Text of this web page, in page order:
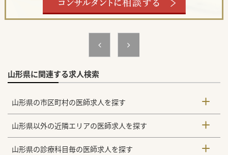
山形県に関連する求人検索
山形県の市区町村の医師求人を探す
山形県以外の近隣エリアの医師求人を探す
山形県の診療科目毎の医師求人を探す